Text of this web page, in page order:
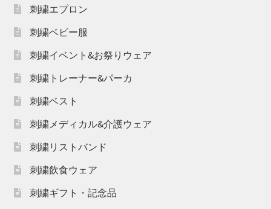
刺繍エプロン
刺繍ベビー服
刺繍イベント&お祭りウェア
刺繍トレーナー&パーカ
刺繍ベスト
刺繍メディカル&介護ウェア
刺繍リストバンド
刺繍飲食ウェア
刺繍ギフト・記念品